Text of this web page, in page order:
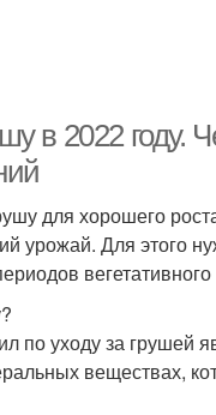
в 2022 году.
для хорошего
урожай. Для этого
по уходу за грушей
веществах,